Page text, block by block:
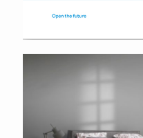
Caresse